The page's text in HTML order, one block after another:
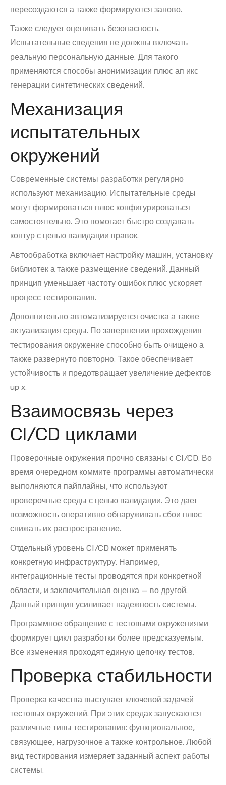
пересоздаются а также формируются заново.
Также следует оценивать безопасность.
Испытательные сведения не должны включать
реальную персональную данные. Для такого
применяются способы анонимизации плюс ап икс
генерации синтетических сведений.
Механизация
испытательных
окружений
Современные системы разработки регулярно
используют механизацию. Испытательные среды
могут формироваться плюс конфигурироваться
самостоятельно. Это помогает быстро создавать
контур с целью валидации правок.
Автообработка включает настройку машин, установку
библиотек а также размещение сведений. Данный
принцип уменьшает частоту ошибок плюс ускоряет
процесс тестирования.
Дополнительно автоматизируется очистка а также
актуализация среды. По завершении прохождения
тестирования окружение способно быть очищено а
также развернуто повторно. Такое обеспечивает
устойчивость и предотвращает увеличение дефектов
up x.
Взаимосвязь через
CI/CD циклами
Проверочные окружения прочно связаны с CI/CD. Во
время очередном коммите программы автоматически
выполняются пайплайны, что используют
проверочные среды с целью валидации. Это дает
возможность оперативно обнаруживать сбои плюс
снижать их распространение.
Отдельный уровень CI/CD может применять
конкретную инфраструктуру. Например,
интеграционные тесты проводятся при конкретной
области, и заключительная оценка — во другой.
Данный принцип усиливает надежность системы.
Программное обращение с тестовыми окружениями
формирует цикл разработки более предсказуемым.
Все изменения проходят единую цепочку тестов.
Проверка стабильности
Проверка качества выступает ключевой задачей
тестовых окружений. При этих средах запускаются
различные типы тестирования: функциональное,
связующее, нагрузочное а также контрольное. Любой
вид тестирования измеряет заданный аспект работы
системы.